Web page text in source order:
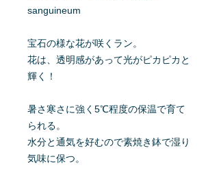
sanguineum
宝石の様な花が咲くラン。
花は、透明感があって光がピカピカと
輝く！
暑さ寒さに強く5℃程度の保温で育て
られる。
水分と通気を好むので素焼き鉢で湿り
気味に保つ。